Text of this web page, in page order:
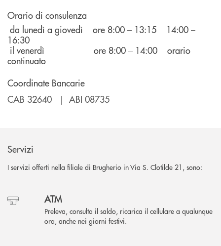
Orario di consulenza
da lunedì a giovedì ore 8:00 – 13:15 14:00 –
16:30
il venerdì ore 8:00 – 14:00 orario
continuato
Coordinate Bancarie
CAB 32640 | ABI 08735
Servizi
I servizi offerti nella filiale di Brugherio in Via S. Clotilde 21, sono:
ATM
Preleva, consulta il saldo, ricarica il cellulare a qualunque
ora, anche nei giorni festivi.